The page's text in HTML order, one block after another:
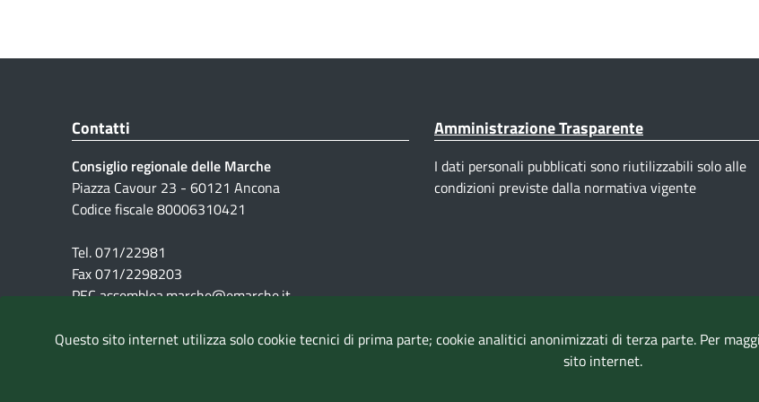
Contatti
Consiglio regionale delle Marche
Piazza Cavour 23 - 60121 Ancona
Codice fiscale 80006310421
Tel. 071/22981
Fax 071/2298203
PEC assemblea.marche@emarche.it
Amministrazione Trasparente
I dati personali pubblicati sono riutilizzabili solo alle
condizioni previste dalla normativa vigente
Questo sito internet utilizza solo cookie tecnici di prima parte; cookie analitici anonimizzati di terza parte. Per
sito internet.